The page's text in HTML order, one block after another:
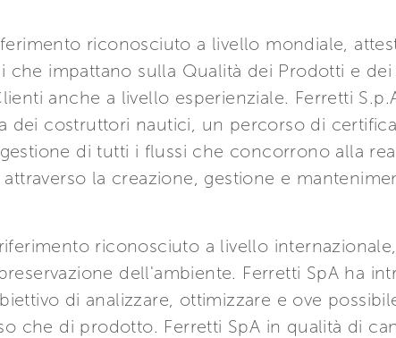
riconosciuto a livello mondiale,
che impattano sulla Qualità dei Prodotti e dei
anche a livello esperienziale. Ferretti
dei costruttori nautici, un percorso di
di tutti i flussi che concorrono alla
la creazione, gestione e
riconosciuto a livello
dell'ambiente. Ferretti SpA ha
di analizzare, ottimizzare e ove
che di prodotto. Ferretti SpA in qualità di